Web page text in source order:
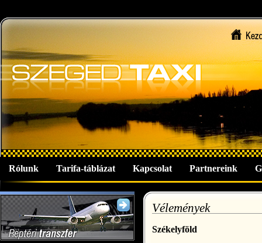
Rólunk Tarifa-táblázat Kapcsolat Partnereink
Vélemények
Székelyföld